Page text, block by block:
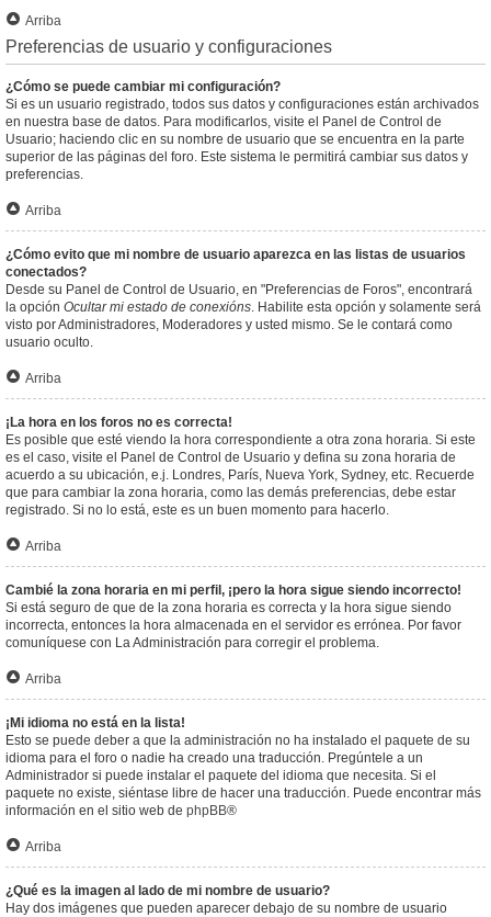
Arriba
Preferencias de usuario y configuraciones
¿Cómo se puede cambiar mi configuración?
Si es un usuario registrado, todos sus datos y configuraciones están archivados
en nuestra base de datos. Para modificarlos, visite el Panel de Control de
Usuario; haciendo clic en su nombre de usuario que se encuentra en la parte
superior de las páginas del foro. Este sistema le permitirá cambiar sus datos y
preferencias.
Arriba
¿Cómo evito que mi nombre de usuario aparezca en las listas de usuarios
conectados?
Desde su Panel de Control de Usuario, en "Preferencias de Foros", encontrará
la opción Ocultar mi estado de conexións. Habilite esta opción y solamente será
visto por Administradores, Moderadores y usted mismo. Se le contará como
usuario oculto.
Arriba
¡La hora en los foros no es correcta!
Es posible que esté viendo la hora correspondiente a otra zona horaria. Si este
es el caso, visite el Panel de Control de Usuario y defina su zona horaria de
acuerdo a su ubicación, e.j. Londres, París, Nueva York, Sydney, etc. Recuerde
que para cambiar la zona horaria, como las demás preferencias, debe estar
registrado. Si no lo está, este es un buen momento para hacerlo.
Arriba
Cambié la zona horaria en mi perfil, ¡pero la hora sigue siendo incorrecto!
Si está seguro de que de la zona horaria es correcta y la hora sigue siendo
incorrecta, entonces la hora almacenada en el servidor es errónea. Por favor
comuníquese con La Administración para corregir el problema.
Arriba
¡Mi idioma no está en la lista!
Esto se puede deber a que la administración no ha instalado el paquete de su
idioma para el foro o nadie ha creado una traducción. Pregúntele a un
Administrador si puede instalar el paquete del idioma que necesita. Si el
paquete no existe, siéntase libre de hacer una traducción. Puede encontrar más
información en el sitio web de phpBB®
Arriba
¿Qué es la imagen al lado de mi nombre de usuario?
Hay dos imágenes que pueden aparecer debajo de su nombre de usuario